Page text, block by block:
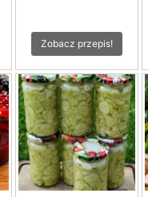
Zobacz przepis!